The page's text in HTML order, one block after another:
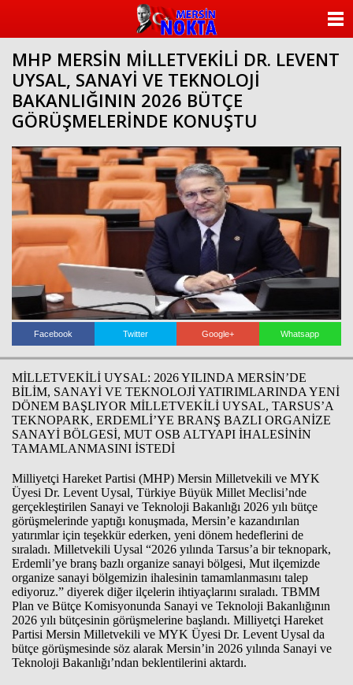
MHP MERSİN MİLLETVEKİLİ DR. LEVENT
UYSAL, SANAYİ VE TEKNOLOJİ
BAKANLIĞININ 2026 BÜTÇE
GÖRÜŞMELERİNDE KONUŞTU
Facebook Twitter Google+ Whatsapp
MİLLETVEKİLİ UYSAL: 2026 YILINDA MERSİN’DE
BİLİM, SANAYİ VE TEKNOLOJİ YATIRIMLARINDA YENİ
DÖNEM BAŞLIYOR MİLLETVEKİLİ UYSAL, TARSUS’A
TEKNOPARK, ERDEMLİ’YE BRANŞ BAZLI ORGANİZE
SANAYİ BÖLGESİ, MUT OSB ALTYAPI İHALESİNİN
TAMAMLANMASINI İSTEDİ
Milliyetçi Hareket Partisi (MHP) Mersin Milletvekili ve MYK
Üyesi Dr. Levent Uysal, Türkiye Büyük Millet Meclisi’nde
gerçekleştirilen Sanayi ve Teknoloji Bakanlığı 2026 yılı bütçe
görüşmelerinde yaptığı konuşmada, Mersin’e kazandırılan
yatırımlar için teşekkür ederken, yeni dönem hedeflerini de
sıraladı. Milletvekili Uysal “2026 yılında Tarsus’a bir teknopark,
Erdemli’ye branş bazlı organize sanayi bölgesi, Mut ilçemizde
organize sanayi bölgemizin ihalesinin tamamlanmasını talep
ediyoruz.” diyerek diğer ilçelerin ihtiyaçlarını sıraladı. TBMM
Plan ve Bütçe Komisyonunda Sanayi ve Teknoloji Bakanlığının
2026 yılı bütçesinin görüşmelerine başlandı. Milliyetçi Hareket
Partisi Mersin Milletvekili ve MYK Üyesi Dr. Levent Uysal da
bütçe görüşmesinde söz alarak Mersin’in 2026 yılında Sanayi ve
Teknoloji Bakanlığı’ndan beklentilerini aktardı.
KATEGORİLER
YAZARLAR
FOTO GALERİ
VİDEO GALERİ
KÜNYE
İLETİŞİM